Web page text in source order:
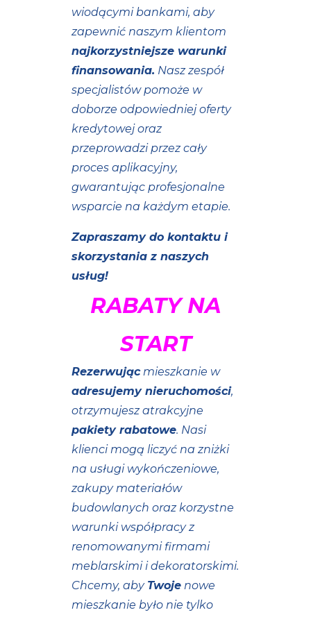
wiodącymi bankami, aby
zapewnić naszym klientom
najkorzystniejsze warunki
finansowania. Nasz zespół
specjalistów pomoże w
doborze odpowiedniej oferty
kredytowej oraz
przeprowadzi przez cały
proces aplikacyjny,
gwarantując profesjonalne
wsparcie na każdym etapie.
Zapraszamy do kontaktu i
skorzystania z naszych
usług!
RABATY NA
START
Rezerwującmieszkanie w
adresujemy nieruchomości,
otrzymujesz atrakcyjne
pakiety rabatowe. Nasi
klienci mogą liczyć na zniżki
na usługi wykończeniowe,
zakupy materiałów
budowlanych oraz korzystne
warunki współpracy z
renomowanymi firmami
meblarskimi i dekoratorskimi.
Chcemy, aby Twojenowe
mieszkanie było nie tylko